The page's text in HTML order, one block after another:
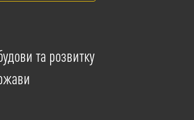
та розвитку